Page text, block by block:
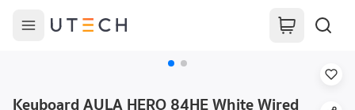
Keyboard AULA HERO 84HE White Wired